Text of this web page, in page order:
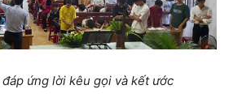
ứng lời kêu gọi và kết ước